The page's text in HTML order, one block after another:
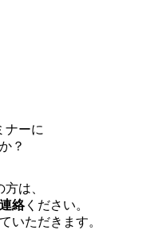
ナーに
？
は、
絡ください。
いただきます。